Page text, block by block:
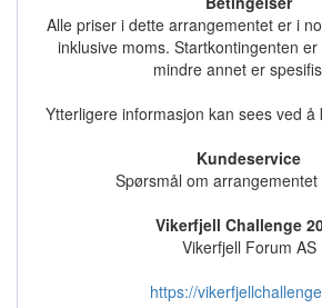
Alle priser i dette arrangementet er i
inklusive moms. Startkontingenten
mindre annet er
Ytterligere informasjon kan sees ved å
Kundeservice
Spørsmål om arrangementet
Vikerfjell Challenge
Vikerfjell Forum AS
https://